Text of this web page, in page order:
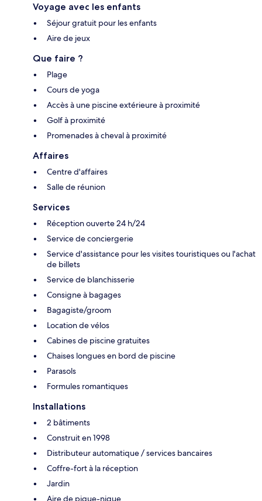
Voyage avec les enfants
Séjour gratuit pour les enfants
Aire de jeux
Que faire ?
Plage
Cours de yoga
Accès à une piscine extérieure à proximité
Golf à proximité
Promenades à cheval à proximité
Affaires
Centre d'affaires
Salle de réunion
Services
Réception ouverte 24 h/24
Service de conciergerie
Service d'assistance pour les visites touristiques ou l'achat
de billets
Service de blanchisserie
Consigne à bagages
Bagagiste/groom
Location de vélos
Cabines de piscine gratuites
Chaises longues en bord de piscine
Parasols
Formules romantiques
Installations
2 bâtiments
Construit en 1998
Distributeur automatique / services bancaires
Coffre-fort à la réception
Jardin
Aire de pique-nique